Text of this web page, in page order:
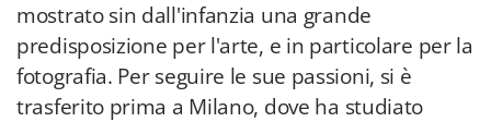
mostrato sin dall'infanzia una grande
predisposizione per l'arte, e in particolare per la
fotografia. Per seguire le sue passioni, si è
trasferito prima a Milano, dove ha studiato